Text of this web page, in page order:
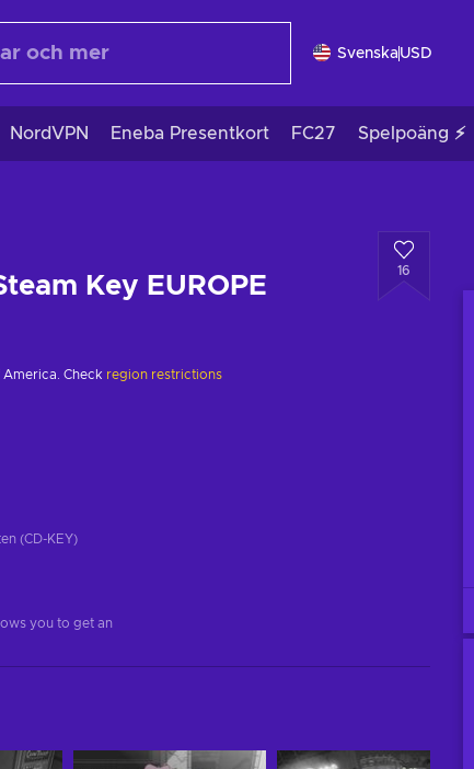
Svenska USD
NordVPN Eneba Presentkort FC27 Spelpoäng ⚡
Key EUROPE
16
Check region restrictions
(CD-KEY)
you to get an